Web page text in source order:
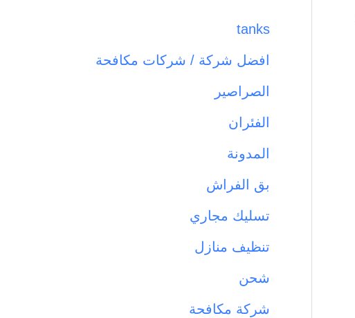
tanks
افضل شركة / شركات مكافحة
الصراصير
الفئران
المدونة
بق الفراش
تسليك مجاري
تنظيف منازل
شحن
شركة مكافحة